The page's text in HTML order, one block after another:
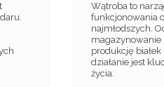
Wątroba to
funkcjonowania
najmłodszych.
magazynowanie
produkcję
działanie jest
życia.